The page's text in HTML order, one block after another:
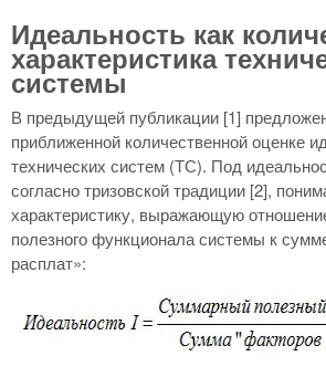
Идеальность как
характеристика
системы
В предыдущей публикации [1]
приближенной количественной оценке
технических систем (ТС). Под
согласно тризовской традиции [2],
характеристику, выражающую
полезного функционала системы к
расплат»: